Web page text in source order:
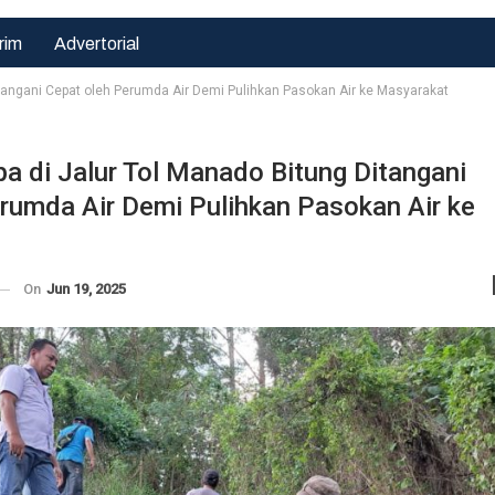
Advertorial
Cepat oleh Perumda Air Demi Pulihkan Pasokan Air ke Masyarakat
di Jalur Tol Manado Bitung Ditangani
Air Demi Pulihkan Pasokan Air ke
On Jun 19, 2025
Hukrim
Kecelakaan
Sumenep,…
Hukrim
Demi
MA…